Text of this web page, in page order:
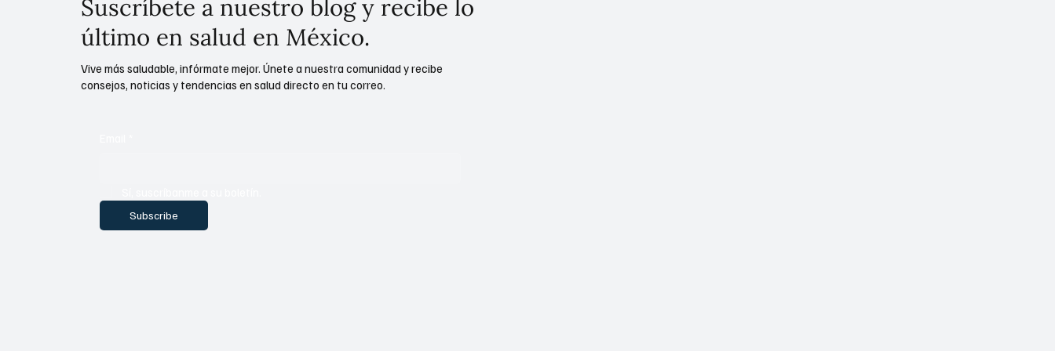
Suscríbete a nuestro blog y recibe lo
último en salud en México.
Subscribe
Vive más saludable, infórmate mejor. Únete a nuestra comunidad y recibe
consejos, noticias y tendencias en salud directo en tu correo.